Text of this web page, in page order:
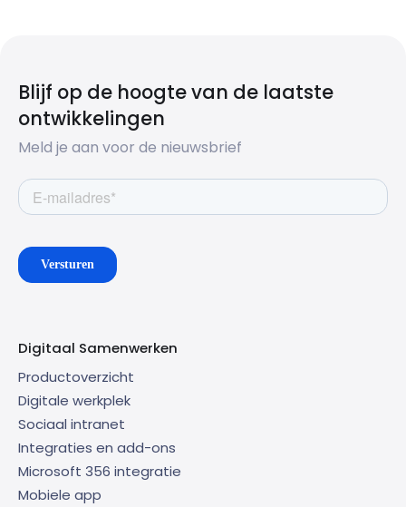
Blijf op de hoogte van de laatste
ontwikkelingen
Meld je aan voor de nieuwsbrief
Digitaal Samenwerken
Productoverzicht
Digitale werkplek
Sociaal intranet
Integraties en add-ons
Microsoft 356 integratie
Mobiele app